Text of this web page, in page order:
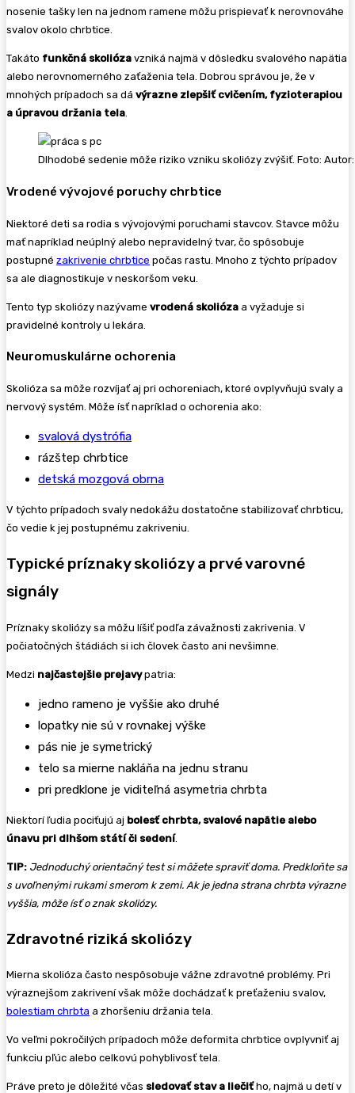
nosenie tašky len na jednom ramene môžu prispievať k nerovnováhe
svalov okolo chrbtice.
Takáto funkčná skolióza vzniká najmä v dôsledku svalového napätia
alebo nerovnomerného zaťaženia tela. Dobrou správou je, že v
mnohých prípadoch sa dá výrazne zlepšiť cvičením, fyzioterapiou
a úpravou držania tela.
Dlhodobé sedenie môže riziko vzniku skoliózy zvýšiť. Foto:
Vrodené vývojové poruchy chrbtice
Niektoré deti sa rodia s vývojovými poruchami stavcov. Stavce môžu
mať napríklad neúplný alebo nepravidelný tvar, čo spôsobuje
postupné zakrivenie chrbtice počas rastu. Mnoho z týchto prípadov
sa ale diagnostikuje v neskoršom veku.
Tento typ skoliózy nazývame vrodená skolióza a vyžaduje si
pravidelné kontroly u lekára.
Neuromuskulárne ochorenia
Skolióza sa môže rozvíjať aj pri ochoreniach, ktoré ovplyvňujú svaly a
nervový systém. Môže ísť napríklad o ochorenia ako:
svalová dystrófia
rázštep chrbtice
detská mozgová obrna
V týchto prípadoch svaly nedokážu dostatočne stabilizovať chrbticu,
čo vedie k jej postupnému zakriveniu.
Typické príznaky skoliózy a prvé varovné
signály
Príznaky skoliózy sa môžu líšiť podľa závažnosti zakrivenia. V
počiatočných štádiách si ich človek často ani nevšimne.
Medzi najčastejšie prejavypatria:
jedno rameno je vyššie ako druhé
lopatky nie sú v rovnakej výške
pás nie je symetrický
telo sa mierne nakláňa na jednu stranu
pri predklone je viditeľná asymetria chrbta
Niektorí ľudia pociťujú aj bolesť chrbta, svalové napätie alebo
únavu pri dlhšom státí či sedení.
TIP: Jednoduchý orientačný test si môžete spraviť doma. Predkloňte sa
s uvoľnenými rukami smerom k zemi. Ak je jedna strana chrbta výrazne
vyššia, môže ísť o znak skoliózy.
Zdravotné riziká skoliózy
Mierna skolióza často nespôsobuje vážne zdravotné problémy. Pri
výraznejšom zakrivení však môže dochádzať k preťaženiu svalov,
bolestiam chrbta a zhoršeniu držania tela.
Vo veľmi pokročilých prípadoch môže deformita chrbtice ovplyvniť aj
funkciu pľúc alebo celkovú pohyblivosť tela.
Práve preto je dôležité včas sledovať stav a liečiťho, najmä u detí v